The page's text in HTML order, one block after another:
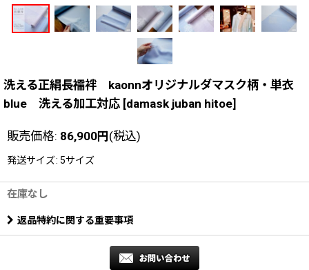
洗える正絹長襦袢 kaonnオリジナルダマスク柄・単衣
blue 洗える加工対応 [damask juban hitoe]
販売価格: 86,900円(税込)
発送サイズ: 5サイズ
在庫なし
返品特約に関する重要事項